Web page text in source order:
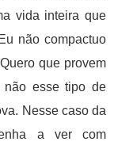
vida inteira que
não compactuo
que provem
não esse tipo de
Nesse caso da
a ver com